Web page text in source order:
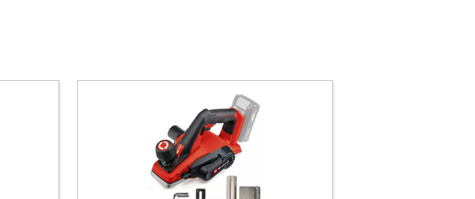
para motosierras
casa y jardín